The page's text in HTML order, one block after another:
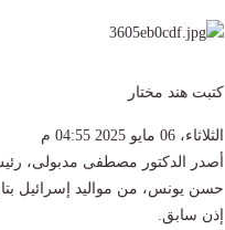
كتبت هند مختار
الثلاثاء، 06 مايو 2025 04:55 م
أصدر الدكتور مصطفى مدبولى،
إذن سابق.